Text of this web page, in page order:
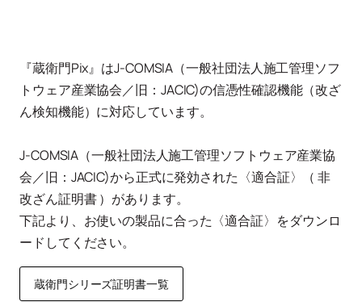
『蔵衛門Pix』はJ-COMSIA（一般社団法人施工管理ソフ
トウェア産業協会／旧：JACIC)の信憑性確認機能（改ざ
ん検知機能）に対応しています。
J-COMSIA（一般社団法人施工管理ソフトウェア産業協
会／旧：JACIC)から正式に発効された〈適合証〉（ 非
改ざん証明書 ）があります。
下記より、お使いの製品に合った〈適合証〉をダウンロ
ードしてください。
蔵衛門シリーズ証明書一覧